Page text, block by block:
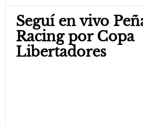
Seguí en vivo
Racing por Copa
Libertadores